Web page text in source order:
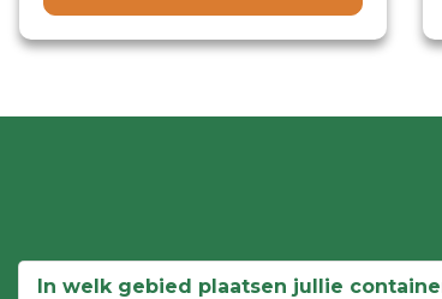
In welk gebied plaatsen jullie